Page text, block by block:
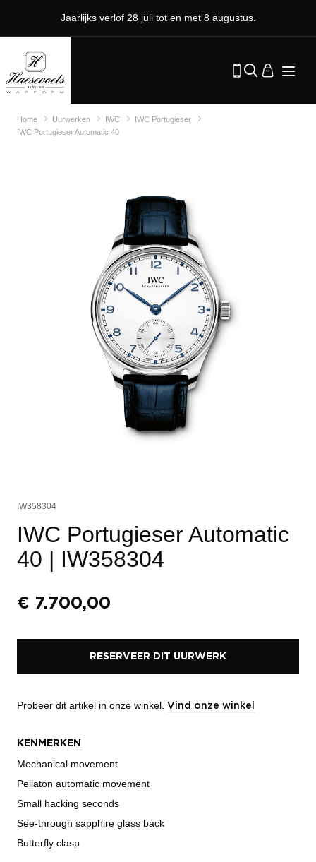
Jaarlijks verlof 28 juli tot en met 8 augustus.
Home Uurwerken IWC
IWC Portugieser
IWC Portugieser Automatic 40
IW358304
IWC Portugieser Automatic
40 | IW358304
€ 7.700,00
RESERVEER DIT UURWERK
Probeer dit artikel in onze winkel. Vind onze winkel
KENMERKEN
Mechanical movement
Pellaton automatic movement
Small hacking seconds
See-through sapphire glass back
Butterfly clasp